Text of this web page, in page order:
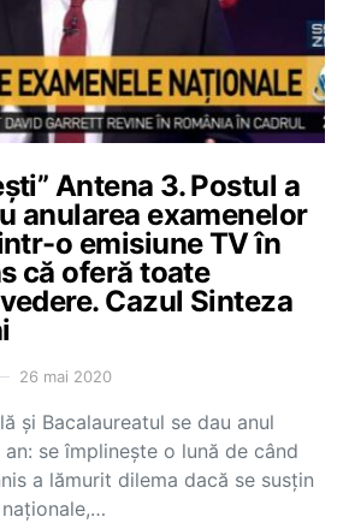
Antena 3. Postul a
anularea examenelor
o emisiune TV în
că oferă toate
Cazul Sinteza
26 mai 2020
și Bacalaureatul se dau anul
se împlinește o lună de când
a lămurit dilema dacă se susțin